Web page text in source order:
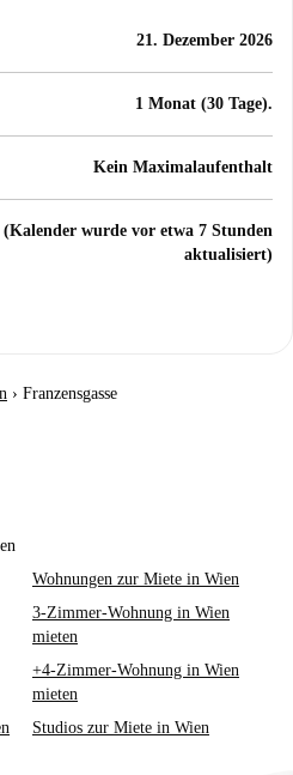
21. Dezember 2026
1 Monat (30 Tage).
Kein Maximalaufenthalt
(Kalender wurde vor etwa 7 Stunden
aktualisiert)
› Franzensgasse
Wohnungen zur Miete in Wien
3-Zimmer-Wohnung in Wien
mieten
+4-Zimmer-Wohnung in Wien
mieten
Studios zur Miete in Wien